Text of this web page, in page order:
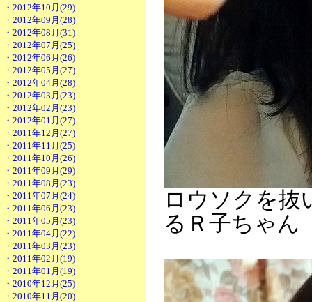
・2012年10月(29)
・2012年09月(28)
・2012年08月(31)
・2012年07月(25)
・2012年06月(26)
・2012年05月(27)
・2012年04月(28)
・2012年03月(23)
・2012年02月(23)
・2012年01月(27)
・2011年12月(27)
・2011年11月(25)
・2011年10月(26)
・2011年09月(29)
・2011年08月(23)
・2011年07月(24)
・2011年06月(23)
・2011年05月(23)
・2011年04月(22)
・2011年03月(23)
・2011年02月(19)
・2011年01月(19)
・2010年12月(25)
・2010年11月(20)
ロウソクを抜
るＲ子ちゃん